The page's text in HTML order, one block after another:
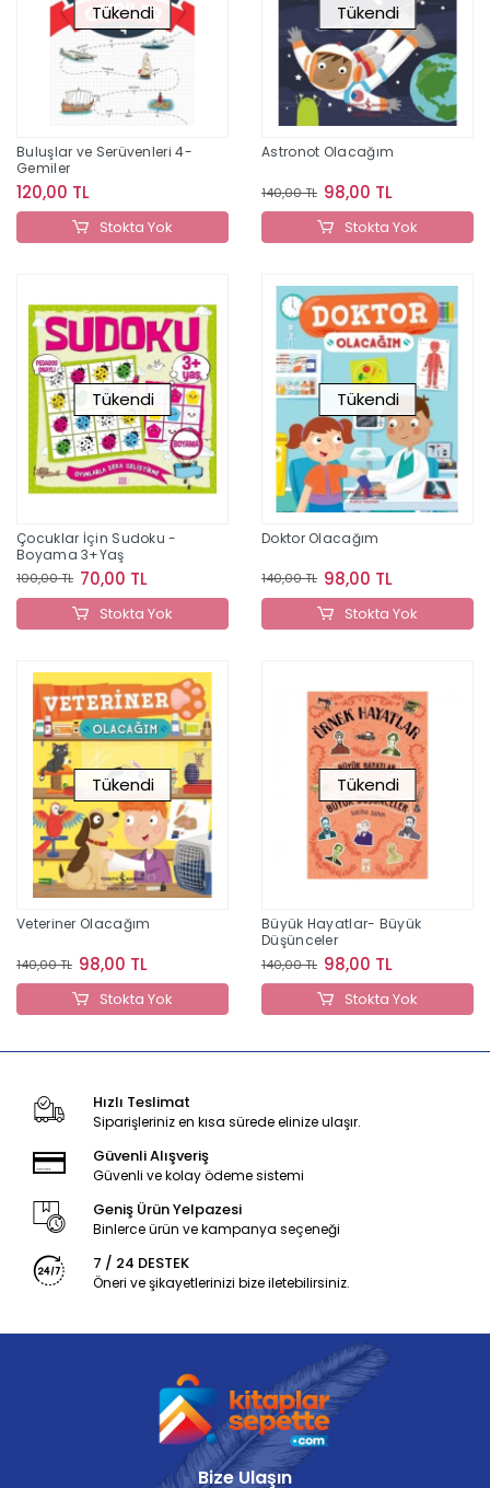
Tükendi
Buluşlar ve Serüvenleri 4-
Gemiler
120,00 TL
Stokta Yok
Tükendi
Astronot Olacağım
140,00 TL 98,00 TL
Stokta Yok
Tükendi
Çocuklar İçin Sudoku -
Boyama 3+Yaş
100,00 TL 70,00 TL
Stokta Yok
Tükendi
Doktor Olacağım
140,00 TL 98,00 TL
Stokta Yok
Tükendi
Veteriner Olacağım
140,00 TL 98,00 TL
Stokta Yok
Tükendi
Büyük Hayatlar- Büyük
Düşünceler
140,00 TL 98,00 TL
Stokta Yok
Hızlı Teslimat
Siparişleriniz en kısa sürede elinize ulaşır.
Güvenli Alışveriş
Güvenli ve kolay ödeme sistemi
Geniş Ürün Yelpazesi
Binlerce ürün ve kampanya seçeneği
7 / 24 DESTEK
Öneri ve şikayetlerinizi bize iletebilirsiniz.
Bize Ulaşın